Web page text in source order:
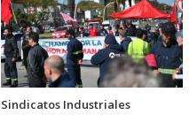
Sindicatos Industriales